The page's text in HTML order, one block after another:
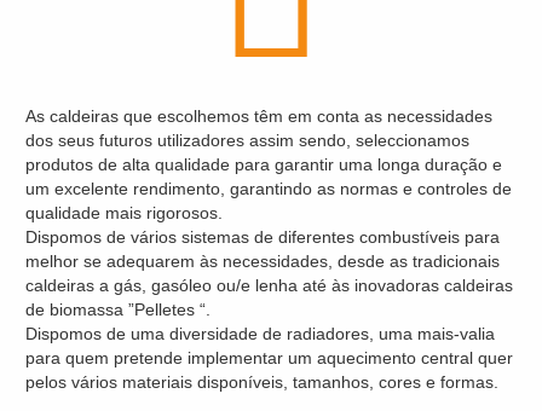
As caldeiras que escolhemos têm em conta as necessidades
dos seus futuros utilizadores assim sendo, seleccionamos
produtos de alta qualidade para garantir uma longa duração e
um excelente rendimento, garantindo as normas e controles de
qualidade mais rigorosos.
Dispomos de vários sistemas de diferentes combustíveis para
melhor se adequarem às necessidades, desde as tradicionais
caldeiras a gás, gasóleo ou/e lenha até às inovadoras caldeiras
de biomassa ”Pelletes “.
Dispomos de uma diversidade de radiadores, uma mais-valia
para quem pretende implementar um aquecimento central quer
pelos vários materiais disponíveis, tamanhos, cores e formas.